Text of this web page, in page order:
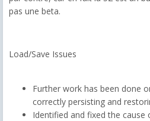
pas une beta.
Load/Save Issues
Further work has been done
correctly persisting and
Identified and fixed the cause